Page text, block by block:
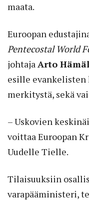
maata.
Euroopan
Pentecostal World
johtajaArto
esille
merkitystä, sekä
– Uskovien
voittaa Euroopan
Uudelle Tielle.
Tilaisuuksiin
varapääministeri,